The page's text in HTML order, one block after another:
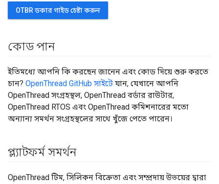
OTBR ডকার গাইড চেষ্টা করুন
কোড পান
ইতিমধ্যে আপনি কি করছেন জানেন এবং কোড দিয়ে শুরু করতে
চান? OpenThread GitHub সাইটে যান, যেখানে আপনি
OpenThread সংগ্রহস্থল, OpenThread বর্ডার রাউটার,
OpenThread RTOS এবং OpenThread কমিশনারের মতো
অন্যান্য সমর্থন সংগ্রহস্থলের সাথে খুঁজে পেতে পারেন।
প্ল্যাটফর্ম সমর্থন
OpenThread টিম, সিলিকন বিক্রেতা এবং সম্প্রদায় উভয়ের দ্বারা